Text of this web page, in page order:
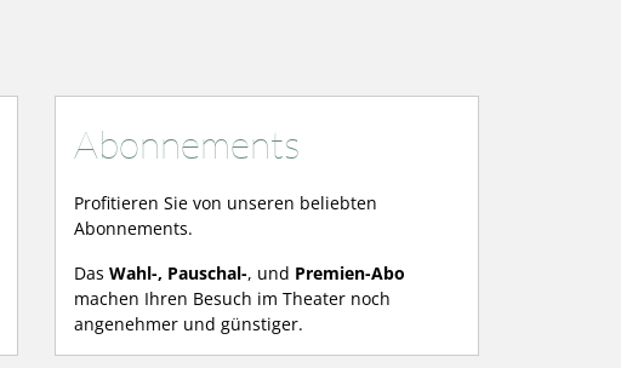
Abonnements
Profitieren Sie von unseren beliebten
Abonnements.
Das Wahl-, Pauschal-, und Premien-Abo
machen Ihren Besuch im Theater noch
angenehmer und günstiger.